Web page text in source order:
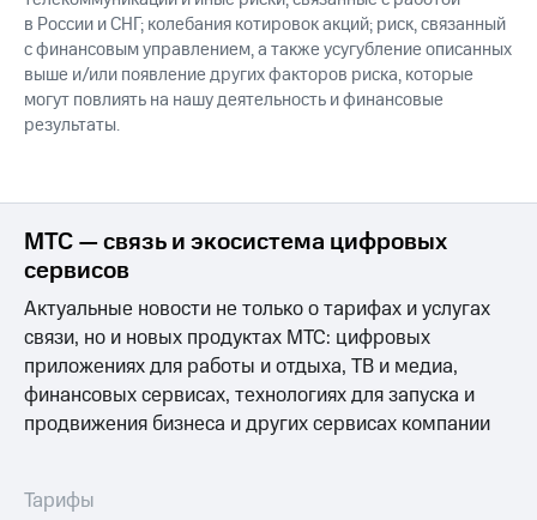
в России и СНГ; колебания котировок акций; риск, связанный
с финансовым управлением, а также усугубление описанных
выше и/или появление других факторов риска, которые
могут повлиять на нашу деятельность и финансовые
результаты.
МТС — связь и экосистема цифровых
сервисов
Актуальные новости не только о тарифах и услугах
связи, но и новых продуктах МТС: цифровых
приложениях для работы и отдыха, ТВ и медиа,
финансовых сервисах, технологиях для запуска и
продвижения бизнеса и других сервисах компании
Тарифы